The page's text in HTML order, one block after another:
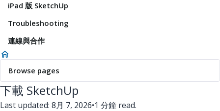
iPad 版 SketchUp
Troubleshooting
連線與合作
Browse pages
下載 SketchUp
Last updated: 8月 7, 2026•1 分鐘 read.